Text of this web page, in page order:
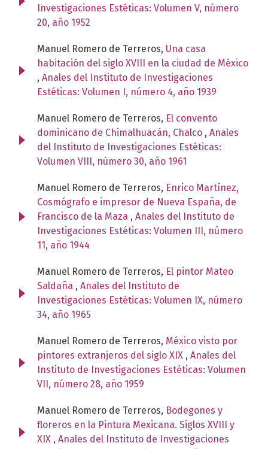
Investigaciones Estéticas: Volumen V, número
20, año 1952
Manuel Romero de Terreros, Una casa
habitación del siglo XVIII en la ciudad de México
, Anales del Instituto de Investigaciones
Estéticas: Volumen I, número 4, año 1939
Manuel Romero de Terreros, El convento
dominicano de Chimalhuacán, Chalco , Anales
del Instituto de Investigaciones Estéticas:
Volumen VIII, número 30, año 1961
Manuel Romero de Terreros, Enrico Martínez,
Cosmógrafo e impresor de Nueva España, de
Francisco de la Maza , Anales del Instituto de
Investigaciones Estéticas: Volumen III, número
11, año 1944
Manuel Romero de Terreros, El pintor Mateo
Saldaña , Anales del Instituto de
Investigaciones Estéticas: Volumen IX, número
34, año 1965
Manuel Romero de Terreros, México visto por
pintores extranjeros del siglo XIX , Anales del
Instituto de Investigaciones Estéticas: Volumen
VII, número 28, año 1959
Manuel Romero de Terreros, Bodegones y
floreros en la Pintura Mexicana. Siglos XVIII y
XIX , Anales del Instituto de Investigaciones